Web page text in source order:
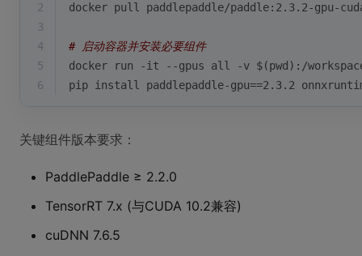
2
docker pull paddlepaddle/paddle:2.3.2-gpu-
3
4
# 启动容器并安装必要组件
5
docker run -it --gpus all -v $(pwd ):/
6
pip install paddlepaddle-gpu==2.3.2
关键组件版本要求：
PaddlePaddle ≥ 2.2.0
TensorRT 7.x (与CUDA 10.2兼容)
cuDNN 7.6.5